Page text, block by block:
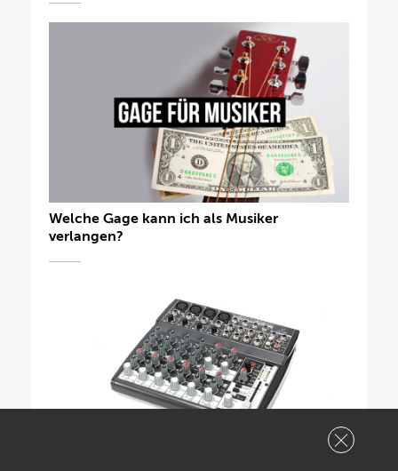
Welche Gage kann ich als Musiker
verlangen?